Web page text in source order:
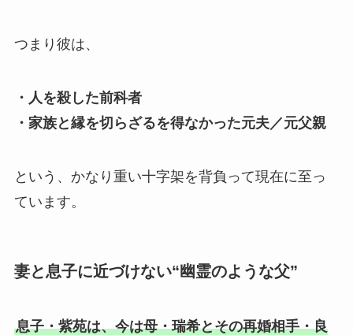
つまり彼は、
・人を殺した前科者
・家族と縁を切らざるを得なかった元夫／元父親
という、かなり重い十字架を背負って現在に至っ
ています。
妻と息子に近づけない“幽霊のような父”
息子・紫苑は、今は母・瑞希とその再婚相手・良